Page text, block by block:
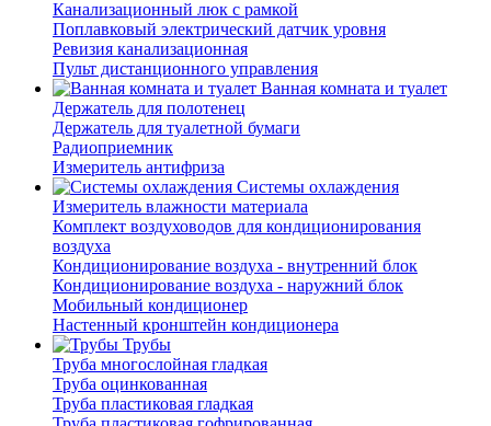
Канализационный люк с рамкой
Поплавковый электрический датчик уровня
Ревизия канализационная
Пульт дистанционного управления
Ванная комната и туалет
Держатель для полотенец
Держатель для туалетной бумаги
Радиоприемник
Измеритель антифриза
Системы охлаждения
Измеритель влажности материала
Комплект воздуховодов для кондиционирования
воздуха
Кондиционирование воздуха - внутренний блок
Кондиционирование воздуха - наружний блок
Мобильный кондиционер
Настенный кронштейн кондиционера
Трубы
Труба многослойная гладкая
Труба оцинкованная
Труба пластиковая гладкая